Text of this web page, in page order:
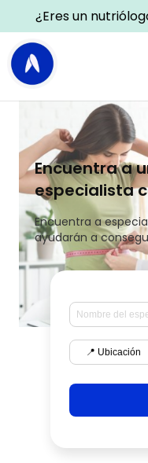
¿Eres un
Encuentra a
especialista
Encuentra a
ayudarán a